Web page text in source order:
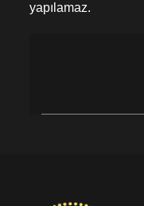
yapılamaz.